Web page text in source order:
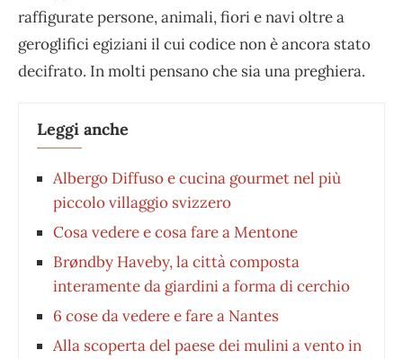
raffigurate persone, animali, fiori e navi oltre a
geroglifici egiziani il cui codice non è ancora stato
decifrato. In molti pensano che sia una preghiera.
Leggi anche
Albergo Diffuso e cucina gourmet nel più
piccolo villaggio svizzero
Cosa vedere e cosa fare a Mentone
Brøndby Haveby, la città composta
interamente da giardini a forma di cerchio
6 cose da vedere e fare a Nantes
Alla scoperta del paese dei mulini a vento in